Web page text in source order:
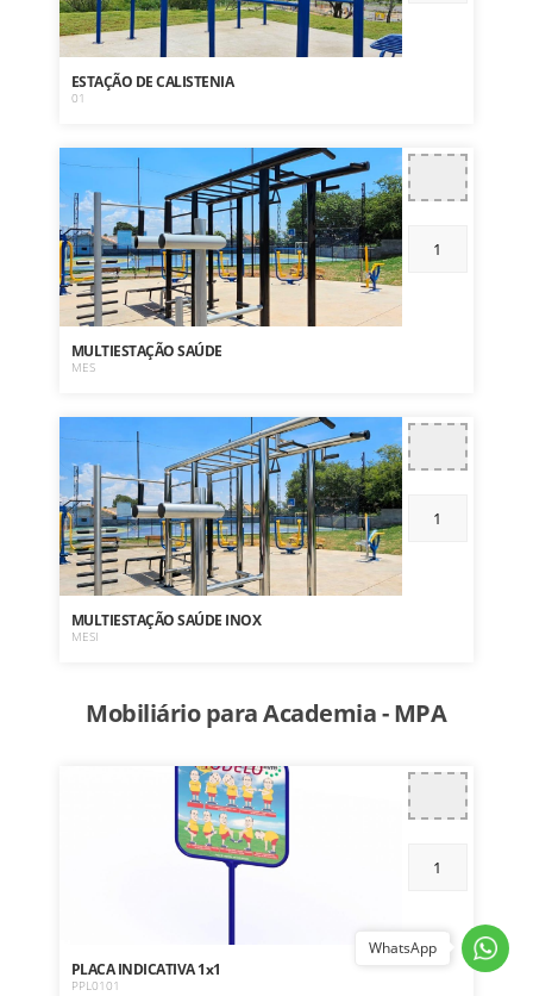
ESTAÇÃO DE CALISTENIA
01
MULTIESTAÇÃO SAÚDE
MES
MULTIESTAÇÃO SAÚDE INOX
MESI
Mobiliário para Academia - MPA
PLACA INDICATIVA 1x1
PPL0101
WhatsApp